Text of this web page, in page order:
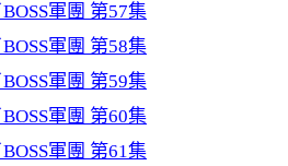
軍團 第57集
軍團 第58集
軍團 第59集
軍團 第60集
軍團 第61集